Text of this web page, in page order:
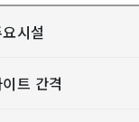
시설
트 간격